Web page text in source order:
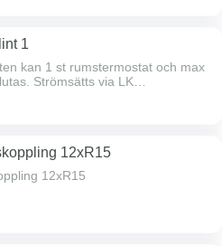
1
kan 1 st rumstermostat och max
Strömsätts via LK
12xR15
12xR15